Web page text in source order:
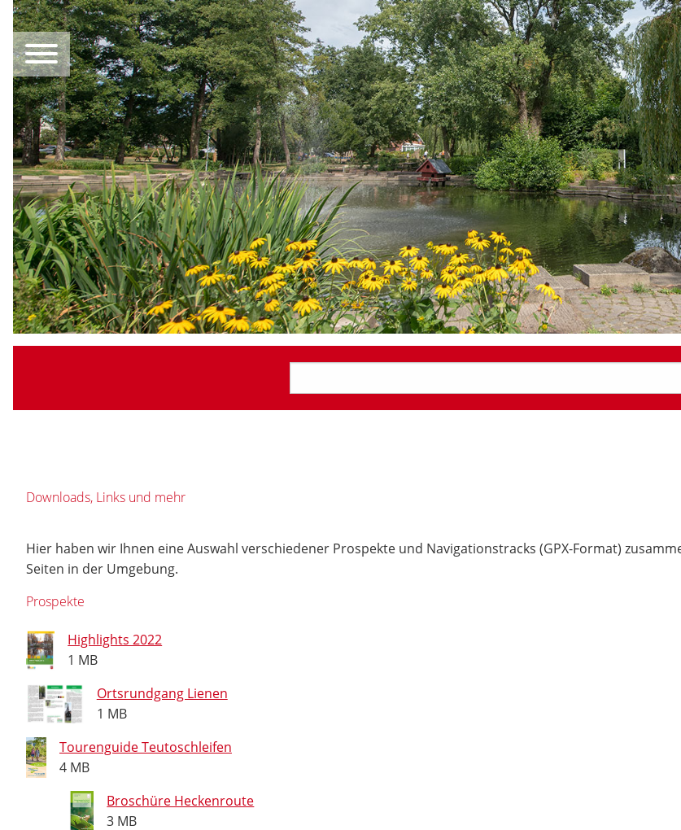
Downloads, Links und mehr
Hier haben wir Ihnen eine Auswahl verschiedener Prospekte und Navigationstracks (GPX-Format)
Seiten in der Umgebung.
Prospekte
Highlights 2022
1 MB
Ortsrundgang Lienen
1 MB
Tourenguide Teutoschleifen
4 MB
Broschüre Heckenroute
3 MB